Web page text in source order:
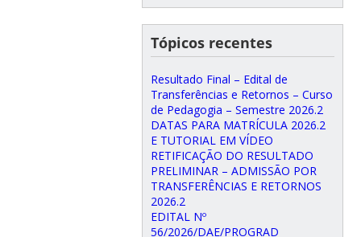
Tópicos recentes
Resultado Final – Edital de
Transferências e Retornos – Curso
de Pedagogia – Semestre 2026.2
DATAS PARA MATRÍCULA 2026.2
E TUTORIAL EM VÍDEO
RETIFICAÇÃO DO RESULTADO
PRELIMINAR – ADMISSÃO POR
TRANSFERÊNCIAS E RETORNOS
2026.2
EDITAL Nº
56/2026/DAE/PROGRAD